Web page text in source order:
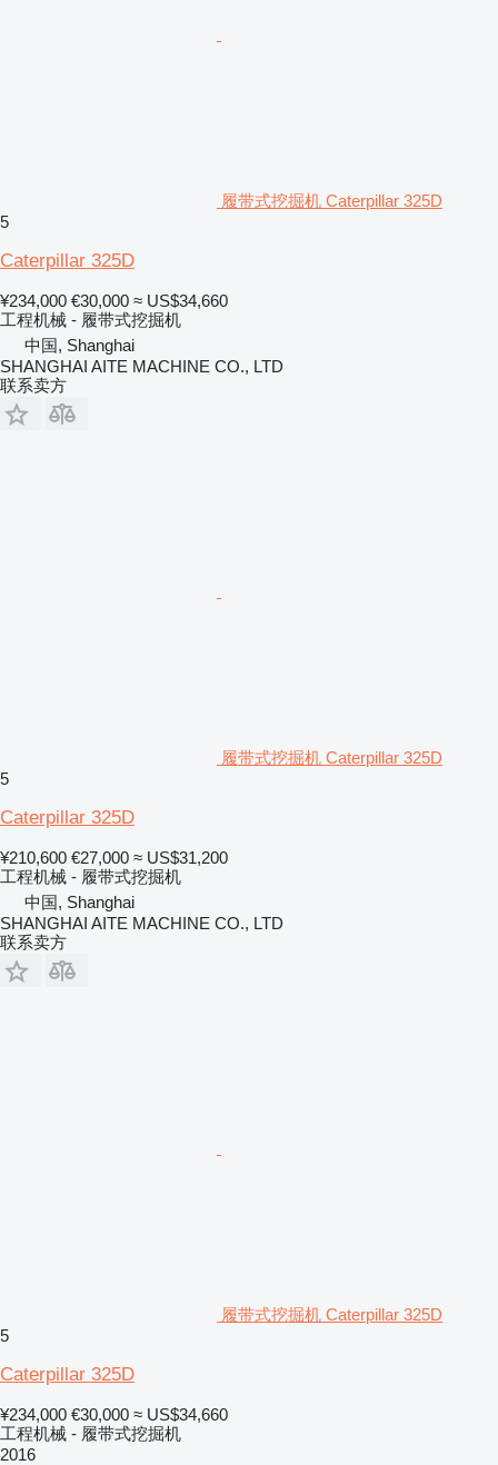
履带式挖掘机 Caterpillar 325D
5
Caterpillar 325D
¥234,000 €30,000 ≈ US$34,660
工程机械 - 履带式挖掘机
中国, Shanghai
SHANGHAI AITE MACHINE CO., LTD
联系卖方
履带式挖掘机 Caterpillar 325D
5
Caterpillar 325D
¥210,600 €27,000 ≈ US$31,200
工程机械 - 履带式挖掘机
中国, Shanghai
SHANGHAI AITE MACHINE CO., LTD
联系卖方
履带式挖掘机 Caterpillar 325D
5
Caterpillar 325D
¥234,000 €30,000 ≈ US$34,660
工程机械 - 履带式挖掘机
2016